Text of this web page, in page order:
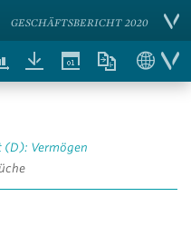
GESCHÄFTSBERICHT 2020
(D): Vermögen